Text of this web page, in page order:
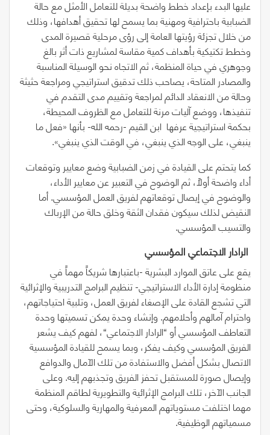
عليها البدء بإعداد خطط واضحة بديلة للتعامل الأمثل مع حالة
الضبابية باحترافية ومهنية بما يسمح لها تحقيق أهدافها، وذلك
من خلال تجزئة رؤيتها العامة إلى رؤى مرحلية قصيرة المدى
وخطط تكتيكية بأهداف كمية مقاسة لمشاريع ذات أثر بالغ
وجوهري في حياة المنظمة، ثم الاتجاه نحو الوسيلة المناسبة
والمصادر المتاحة، يصاحب ذلك تدقيق استراتيجي ومراجعة حثيثة
وحالة من الانعقاد الدائم لمراجعة وتقييم مدى التقدم في
تنفيذها، ووضع آليات مرنة للتعامل مع الظروف المحيطة،
بحكمة استراتيجية عرفها ابن القيم -رحمه الله- بأنها «فعل ما
ينبغي، على الوجه الذي ينبغي، في الوقت الذي ينبغي».
كما يتحتم على القيادة في زمن الضبابية وضع معايير وتوقعات
أداء واضحة أولاً، ثم الوضوح في التعبير عن معايير الأداء،
والوضوح في إيصال توقعاتهم لفريق العمل المؤسسي. أما
النقيض لذلك سيكون فقدان الثقة وخلق حالة من الإرباك
والتسيب المؤسسي.
يقع على عاتق الموارد البشرية -باعتبارها شريكاً مهماً في
منظومة إدارة الأداء الاستراتيجي- تنظيم البرامج التدريبية والإثرائية
التي تشجع القادة على الإصغاء لفريق العمل، وتلبية احتياجاتهم،
واحترام آمالهم وأحلامهم. وإنشاء وحدة يمكن تسميتها وحدة
التعاطف المؤسسي أو“الرادار الاجتماعي“، لفهم كيف يشعر
الفريق المؤسسي وكيف يفكر، وبما يسمح للقيادة المؤسسية
الاتصال بشكل أفضل والاستفادة من تلك الآمال والدوافع
وإيصال صورة للمستقبل تحفز الفريق وتجذبهم إليه. وعلى
الجانب الآخر، تلك البرامج الإثرائية والتطويرية لطاقم المنظمة
مهما اختلفت مستوياتهم المعرفية والمهارية والسلوكية، وحتى
مسمياتهم الوظيفية.